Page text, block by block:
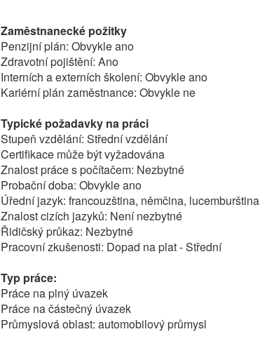
Zaměstnanecké požitky
Penzijní plán: Obvykle ano
Zdravotní pojištění: Ano
Interních a externích školení: Obvykle ano
Kariérní plán zaměstnance: Obvykle ne
Typické požadavky na práci
Stupeň vzdělání: Střední vzdělání
Certifikace může být vyžadována
Znalost práce s počítačem: Nezbytné
Probační doba: Obvykle ano
Úřední jazyk: francouzština, němčina, lucemburština
Znalost cizích jazyků: Není nezbytné
Řidičský průkaz: Nezbytné
Pracovní zkušenosti: Dopad na plat - Střední
Typ práce:
Práce na plný úvazek
Práce na částečný úvazek
Průmyslová oblast: automobilový průmysl